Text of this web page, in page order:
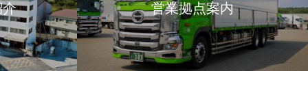
介 営業拠点案内